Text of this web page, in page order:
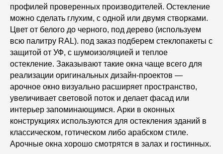
профилей проверенных производителей. Остекление
можно сделать глухим, с одной или двумя створками.
Цвет от белого до черного, под дерево (используем
всю палитру RAL). под заказ подберем стеклопакеты с
защитой от УФ, с шумоизоляцией и теплое
остекление. Заказывают такие окна чаще всего для
реализации оригинальных дизайн-проектов —
арочное окно визуально расширяет пространство,
увеличивает световой поток и делает фасад или
интерьер запоминающимся. Арки в оконных
конструкциях используются для остекления зданий в
классическом, готическом либо арабском стиле.
Арочные окна хорошо смотрятся в залах и гостинных.